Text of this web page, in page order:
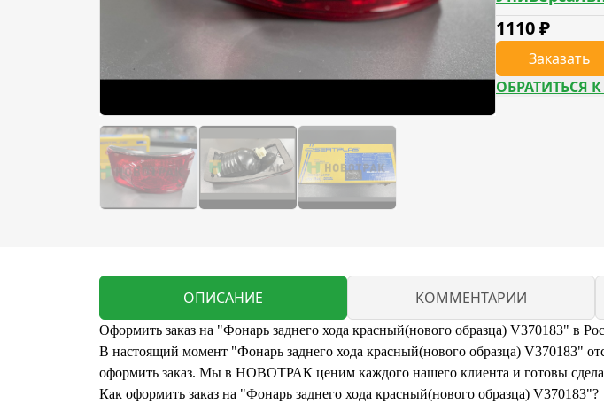
1110₽
Заказать
ОБРАТИТЬСЯ
ОПИСАНИЕ КОММЕНТАРИИ
Оформить заказ на "Фонарь заднего хода красный(нового образца) V370183" в
В настоящий момент "Фонарь заднего хода красный(нового образца) V370183"
оформить заказ. Мы в НОВОТРАК ценим каждого нашего клиента и готовы
Как оформить заказ на "Фонарь заднего хода красный(нового образца) V370183"?